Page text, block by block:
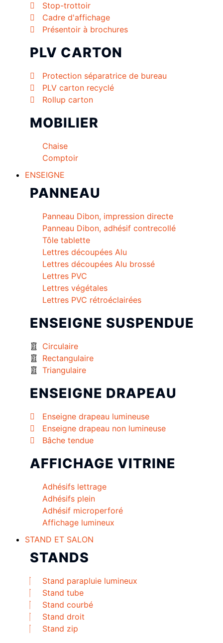
Stop-trottoir
Cadre d'affichage
Présentoir à brochures
PLV CARTON
Protection séparatrice de bureau
PLV carton recyclé
Rollup carton
MOBILIER
Chaise
Comptoir
ENSEIGNE
PANNEAU
Panneau Dibon, impression directe
Panneau Dibon, adhésif contrecollé
Tôle tablette
Lettres découpées Alu
Lettres découpées Alu brossé
Lettres PVC
Lettres végétales
Lettres PVC rétroéclairées
ENSEIGNE SUSPENDUE
Circulaire
Rectangulaire
Triangulaire
ENSEIGNE DRAPEAU
Enseigne drapeau lumineuse
Enseigne drapeau non lumineuse
Bâche tendue
AFFICHAGE VITRINE
Adhésifs lettrage
Adhésifs plein
Adhésif microperforé
Affichage lumineux
STAND ET SALON
STANDS
Stand parapluie lumineux
Stand tube
Stand courbé
Stand droit
Stand zip